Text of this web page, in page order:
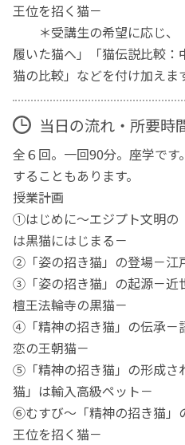
王位を招く猫－
＊受講生の希望に応じ、
履いた猫へ」「猫伝説比較
猫の比較」などを付け加えま
当日の流れ・所要時
全６回。一回90分。座学で
することもあります。
授業計画
①はじめに～エジプト文明
は黒猫にはじまる－
②「姿の招き猫」の登場－江
③「姿の招き猫」の起源－近
檀王法輪寺の黒猫－
④「精神の招き猫」の伝承
恋の王朝猫－
⑤「精神の招き猫」の形成さ
猫」は輸入高級ペット－
⑥むすび～「精神の招き猫」
王位を招く猫－